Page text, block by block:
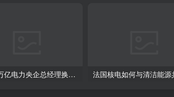
突发！万亿电力央企总经理换人！